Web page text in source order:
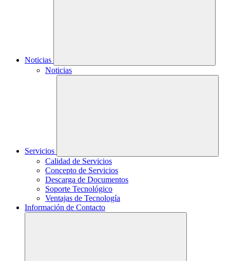
Noticias
Noticias
Servicios
Calidad de Servicios
Concepto de Servicios
Descarga de Documentos
Soporte Tecnológico
Ventajas de Tecnología
Información de Contacto